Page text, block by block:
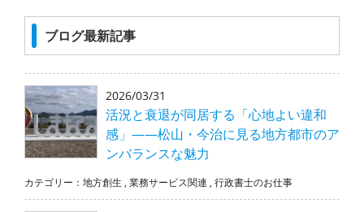
ブログ最新記事
2026/03/31
活況と衰退が同居する「心地よい違和
感」――松山・今治に見る地方都市のア
ンバランスな魅力
カテゴリー： 地方創生 , 業務サービス関連 , 行政書士のお仕事